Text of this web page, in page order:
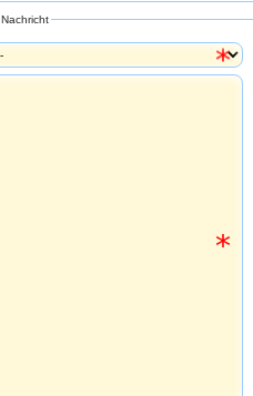
Nachricht